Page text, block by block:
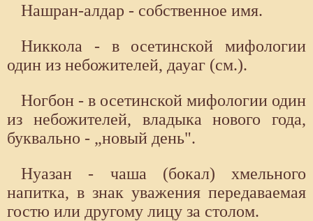
Нашран-алдар - собственное имя.
Никкола - в осетинской мифологии
один из небожителей, дауаг (см.).
Ногбон - в осетинской мифологии один
из небожителей, владыка нового года,
буквально - „новый день".
Нуазан - чаша (бокал) хмельного
напитка, в знак уважения передаваемая
гостю или другому лицу за столом.